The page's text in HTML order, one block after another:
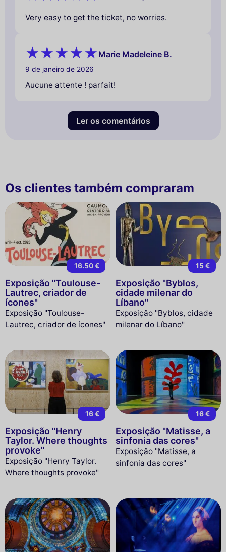
Very easy to get the ticket, no worries.
Marie Madeleine B.
9 de janeiro de 2026
Aucune attente ! parfait!
Ler os comentários
Os clientes também compraram
16.50 €
Exposição "Toulouse-
Lautrec, criador de
ícones"
Exposição "Toulouse-
Lautrec, criador de ícones"
15 €
Exposição "Byblos,
cidade milenar do
Líbano"
Exposição "Byblos, cidade
milenar do Líbano"
16 €
Exposição "Henry
Taylor. Where thoughts
provoke"
Exposição "Henry Taylor.
Where thoughts provoke"
16 €
Exposição "Matisse, a
sinfonia das cores"
Exposição "Matisse, a
sinfonia das cores"